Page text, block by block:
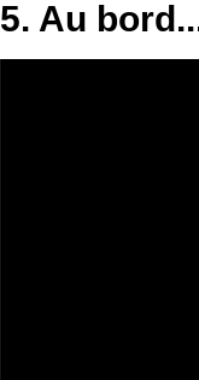
5. Au